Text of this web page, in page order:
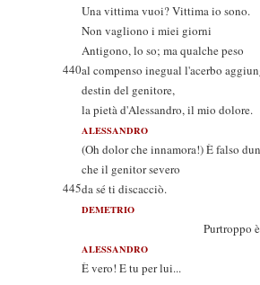
Una vittima vuoi? Vittima io sono.
Non vagliono i miei giorni
Antigono, lo so; ma qualche peso
440al compenso inegual l'acerbo
destin del genitore,
la pietà d'Alessandro, il mio dolore.
ALESSANDRO
(Oh dolor che innamora!) È falso
che il genitor severo
445da sé ti discacciò.
DEMETRIO
Purtroppo è
ALESSANDRO
È vero! E tu per lui...